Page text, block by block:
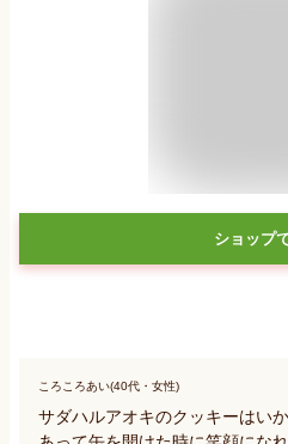
ショップ
ころころあい(40代・女性)
サダハルアオキのクッキーはい